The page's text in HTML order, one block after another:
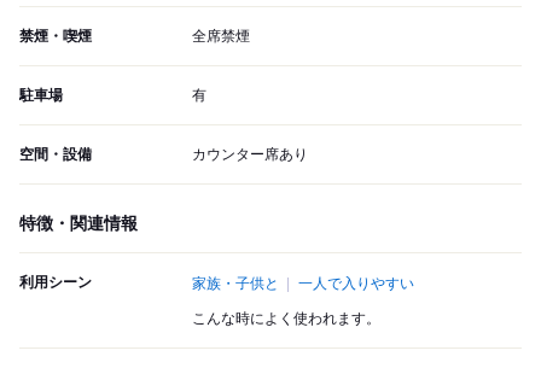
禁煙・喫煙 全席禁煙
駐車場 有
空間・設備 カウンター席あり
特徴・関連情報
利用シーン 家族・子供と 一人で入りやすい
こんな時によく使われます。